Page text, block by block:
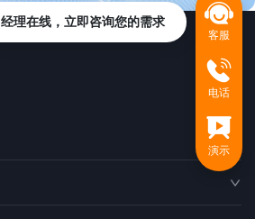
客服
电话
演示
经理在线，立即咨询您的需求